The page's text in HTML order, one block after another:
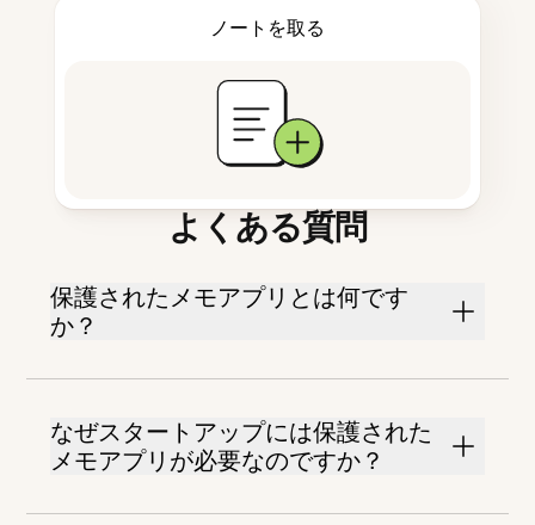
ノートを取る
よくある質問
保護されたメモアプリとは何です
か？
なぜスタートアップには保護された
メモアプリが必要なのですか？